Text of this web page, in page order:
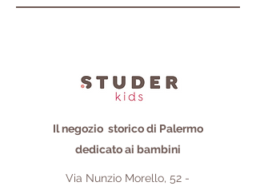
Il negozio storico di Palermo
dedicato ai bambini
Via Nunzio Morello, 52 -